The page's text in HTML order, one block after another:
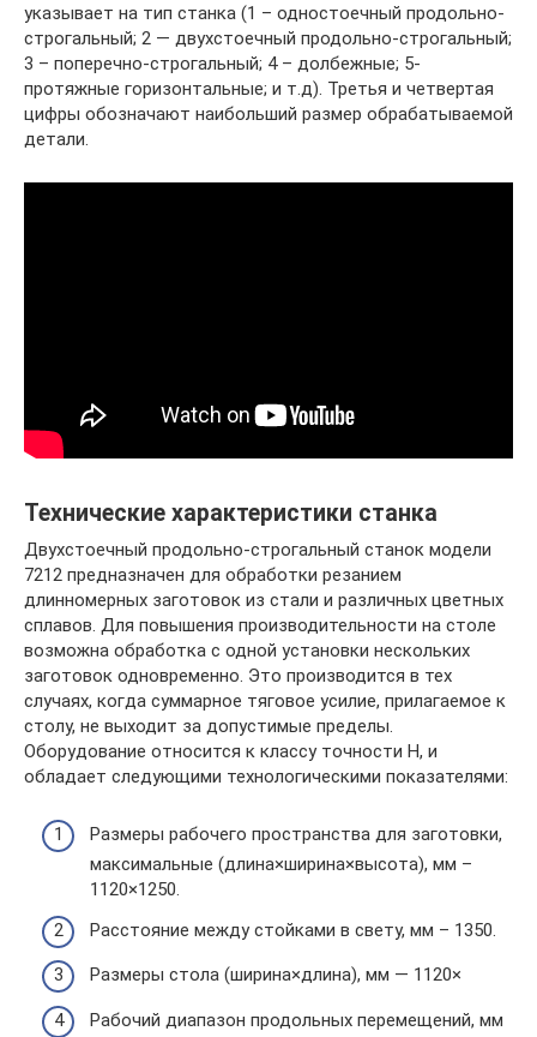
указывает на тип станка (1 – одностоечный продольно-
строгальный; 2 — двухстоечный продольно-строгальный;
3 – поперечно-строгальный; 4 – долбежные; 5-
протяжные горизонтальные; и т.д). Третья и четвертая
цифры обозначают наибольший размер обрабатываемой
детали.
Технические характеристики станка
Двухстоечный продольно-строгальный станок модели
7212 предназначен для обработки резанием
длинномерных заготовок из стали и различных цветных
сплавов. Для повышения производительности на столе
возможна обработка с одной установки нескольких
заготовок одновременно. Это производится в тех
случаях, когда суммарное тяговое усилие, прилагаемое к
столу, не выходит за допустимые пределы.
Оборудование относится к классу точности Н, и
обладает следующими технологическими показателями:
Размеры рабочего пространства для заготовки,
максимальные (длина×ширина×высота), мм –
1120×1250.
Расстояние между стойками в свету, мм – 1350.
Размеры стола (ширина×длина), мм — 1120×
Рабочий диапазон продольных перемещений, мм